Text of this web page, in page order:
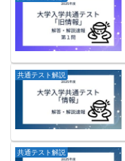
共通テスト解説
共通テスト解説